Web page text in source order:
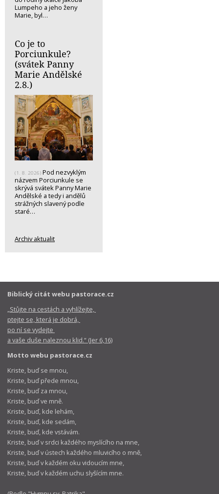
Lumpeho a jeho ženy
Marie, byl…
Co je to
Porciunkule?
(svátek Panny
Marie Andělské
2.8.)
(1. 8. 2026) Pod nezvyklým
názvem Porciunkule se
skrývá svátek Panny Marie
Andělské a tedy i andělů
strážných slavený podle
staré…
Archiv aktualit
Biblický citát webu pastorace.cz
„Stůjte na cestách a vyhlížejte,
ptejte se, která je dobrá,
po ní se vydejte
a vaše duše naleznou klid.“ (Jer 6,16)
Motto webu pastorace.cz
Kriste, buď se mnou,
Kriste, buď přede mnou,
Kriste, buď za mnou,
Kriste, buď ve mně.
Kriste, buď, kde lehám,
Kriste, buď, kde sedám,
Kriste, buď, kde vstávám.
Kriste, buď v srdci každého myslícího na mne,
Kriste, buď v ústech každého mluvicího o mně,
Kriste, buď v každém oku vidoucím mne,
Kriste, buď v každém uchu slyšícím mne.